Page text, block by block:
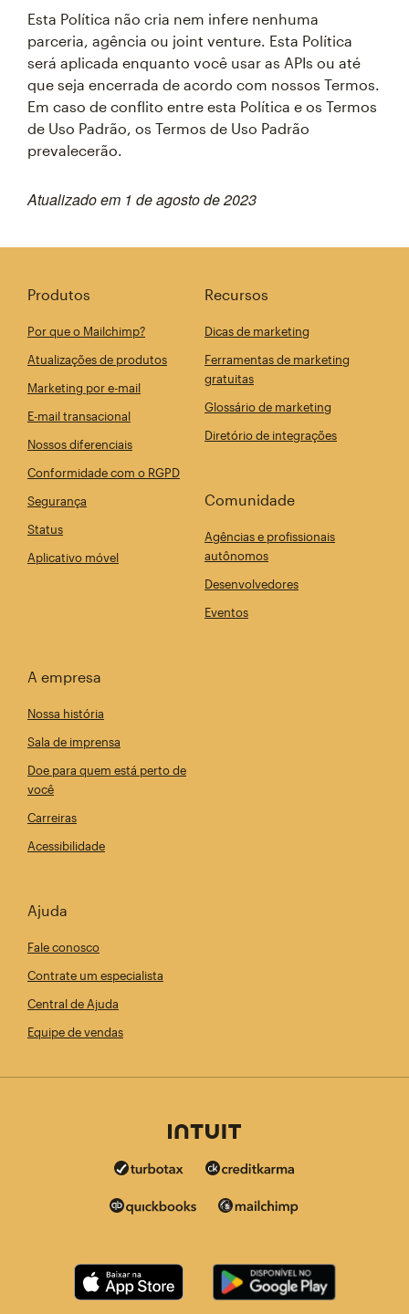
Esta Política não cria nem infere nenhuma
parceria, agência ou joint venture. Esta Política
será aplicada enquanto você usar as APIs ou até
que seja encerrada de acordo com nossos Termos.
Em caso de conflito entre esta Política e os Termos
de Uso Padrão, os Termos de Uso Padrão
prevalecerão.
Atualizado em 1 de agosto de 2023
Produtos
Por que o Mailchimp?
Atualizações de produtos
Marketing por e-mail
E-mail transacional
Nossos diferenciais
Conformidade com o RGPD
Segurança
Status
Aplicativo móvel
Recursos
Dicas de marketing
Ferramentas de marketing
gratuitas
Glossário de marketing
Diretório de integrações
Comunidade
Agências e profissionais
autônomos
Desenvolvedores
Eventos
A empresa
Nossa história
Sala de imprensa
Doe para quem está perto de
você
Carreiras
Acessibilidade
Ajuda
Fale conosco
Contrate um especialista
Central de Ajuda
Equipe de vendas